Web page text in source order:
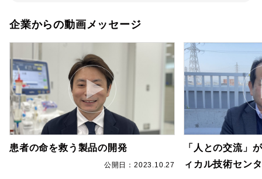
企業からの動画メッセージ
患者の命を救う製品の開発
公開日：2023.10.27
「人との交流」
ィカル技術セン